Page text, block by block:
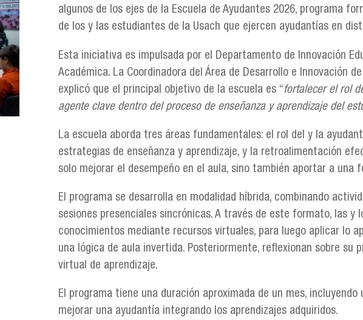
algunos de los ejes de la Escuela de Ayudantes 2026, programa
de los y las estudiantes de la Usach que ejercen ayudantías en
Esta iniciativa es impulsada por el Departamento de Innovación
Académica. La Coordinadora del Área de Desarrollo e Innovación
explicó que el principal objetivo de la escuela es “fortalecer el rol
agente clave dentro del proceso de enseñanza y aprendizaje del
La escuela aborda tres áreas fundamentales: el rol del y la
estrategias de enseñanza y aprendizaje, y la retroalimentación
solo mejorar el desempeño en el aula, sino también aportar a una
El programa se desarrolla en modalidad híbrida, combinando
sesiones presenciales sincrónicas. A través de este formato, las y
conocimientos mediante recursos virtuales, para luego aplicar lo
una lógica de aula invertida. Posteriormente, reflexionan sobre su
virtual de aprendizaje.
El programa tiene una duración aproximada de un mes,
mejorar una ayudantía integrando los aprendizajes adquiridos.